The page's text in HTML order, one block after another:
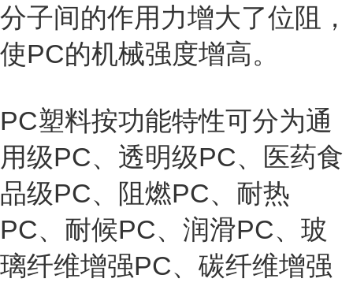
分子间的作用力增大了位阻，
使PC的机械强度增高。
PC塑料按功能特性可分为通
用级PC、透明级PC、医药食
品级PC、阻燃PC、耐热
PC、耐候PC、润滑PC、玻
璃纤维增强PC、碳纤维增强